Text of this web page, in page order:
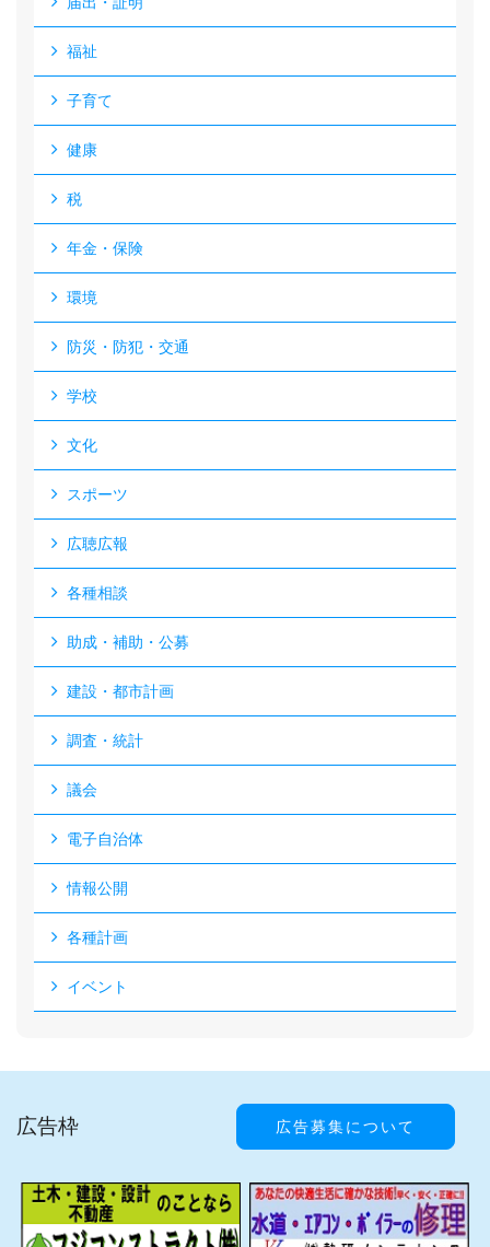
福祉
子育て
健康
税
年金・保険
環境
防災・防犯・交通
学校
文化
スポーツ
広聴広報
各種相談
助成・補助・公募
建設・都市計画
調査・統計
議会
電子自治体
情報公開
各種計画
イベント
広告枠 広告募集について